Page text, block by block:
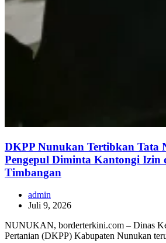
DKPP Nunukan Tertibkan Tata
Pengepul Diminta Kantongi Izin
Timbangan
admin
Juli 9, 2026
NUNUKAN, borderterkini.com – Dinas
Pertanian (DKPP) Kabupaten Nunukan